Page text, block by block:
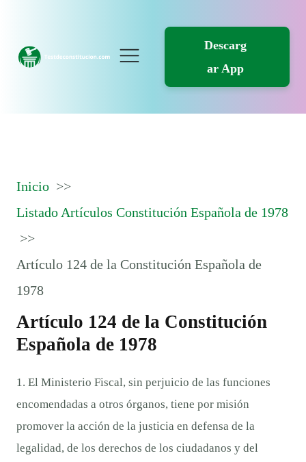
Descarg
ar App
Inicio
Listado Artículos Constitución Española de 1978
Artículo 124 de la Constitución Española de
1978
Artículo 124 de la Constitución
Española de 1978
1. El Ministerio Fiscal, sin perjuicio de las funciones
encomendadas a otros órganos, tiene por misión
promover la acción de la justicia en defensa de la
legalidad, de los derechos de los ciudadanos y del